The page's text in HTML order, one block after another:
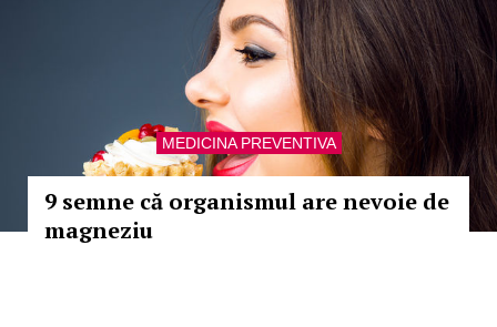
MEDICINA PREVENTIVA
9 semne că organismul are nevoie de
magneziu